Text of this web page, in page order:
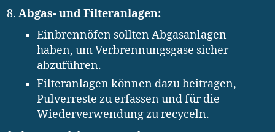
Abgas- und Filteranlagen:
Einbrennöfen sollten Abgasanlagen
haben, um Verbrennungsgase sicher
abzuführen.
Filteranlagen können dazu beitragen,
Pulverreste zu erfassen und für die
Wiederverwendung zu recyceln.